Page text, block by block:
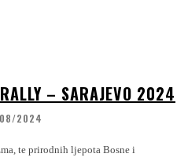
– SARAJEVO 2024
2024
te prirodnih ljepota Bosne i